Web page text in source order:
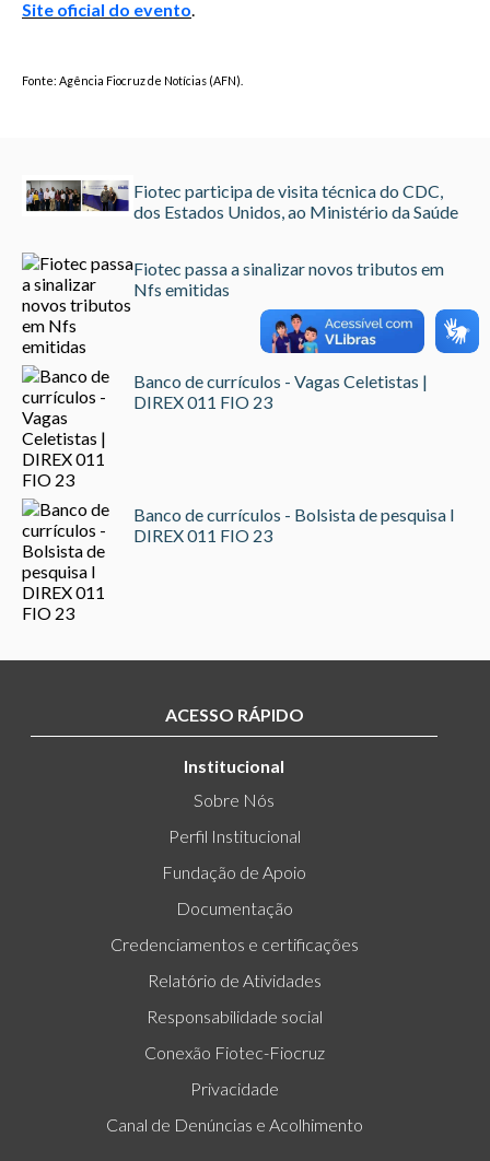
Site oficial do evento
Fonte: Agência Fiocruz de Notícias (AFN).
Fiotec participa de visita técnica do CDC,
dos Estados Unidos, ao Ministério da Saúde
Fiotec passa a sinalizar novos tributos em
Nfs emitidas
Banco de currículos - Vagas Celetistas |
DIREX 011 FIO 23
Banco de currículos - Bolsista de pesquisa I
DIREX 011 FIO 23
ACESSO RÁPIDO
Institucional
Sobre Nós
Perfil Institucional
Fundação de Apoio
Documentação
Credenciamentos e certificações
Relatório de Atividades
Responsabilidade social
Conexão Fiotec-Fiocruz
Privacidade
Canal de Denúncias e Acolhimento